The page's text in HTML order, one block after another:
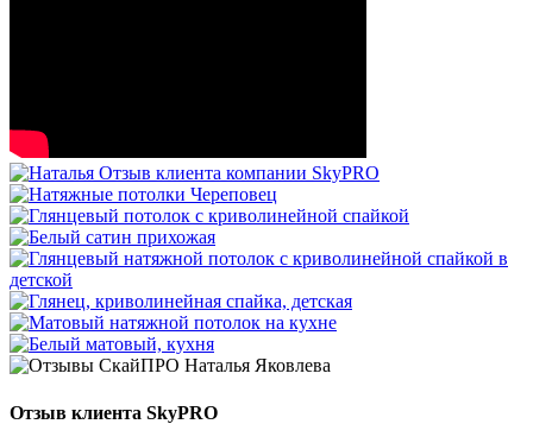
Отзыв клиента SkyPRO